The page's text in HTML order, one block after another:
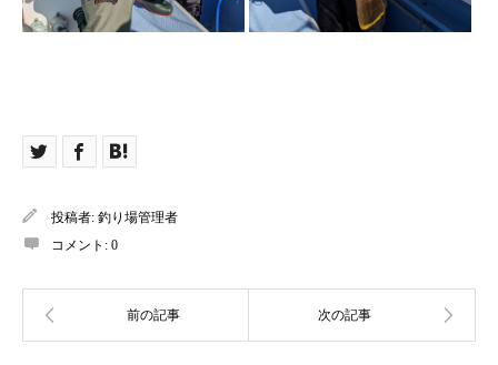
投稿者: 釣り場管理者
コメント: 0